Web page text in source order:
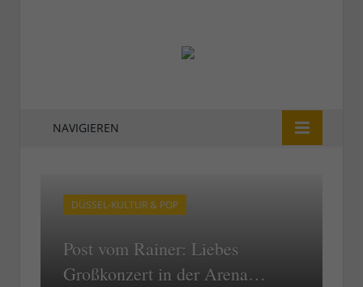
NAVIGIEREN
DÜSSEL-KULTUR & POP
Post vom Rainer: Liebes
Großkonzert in der Arena…